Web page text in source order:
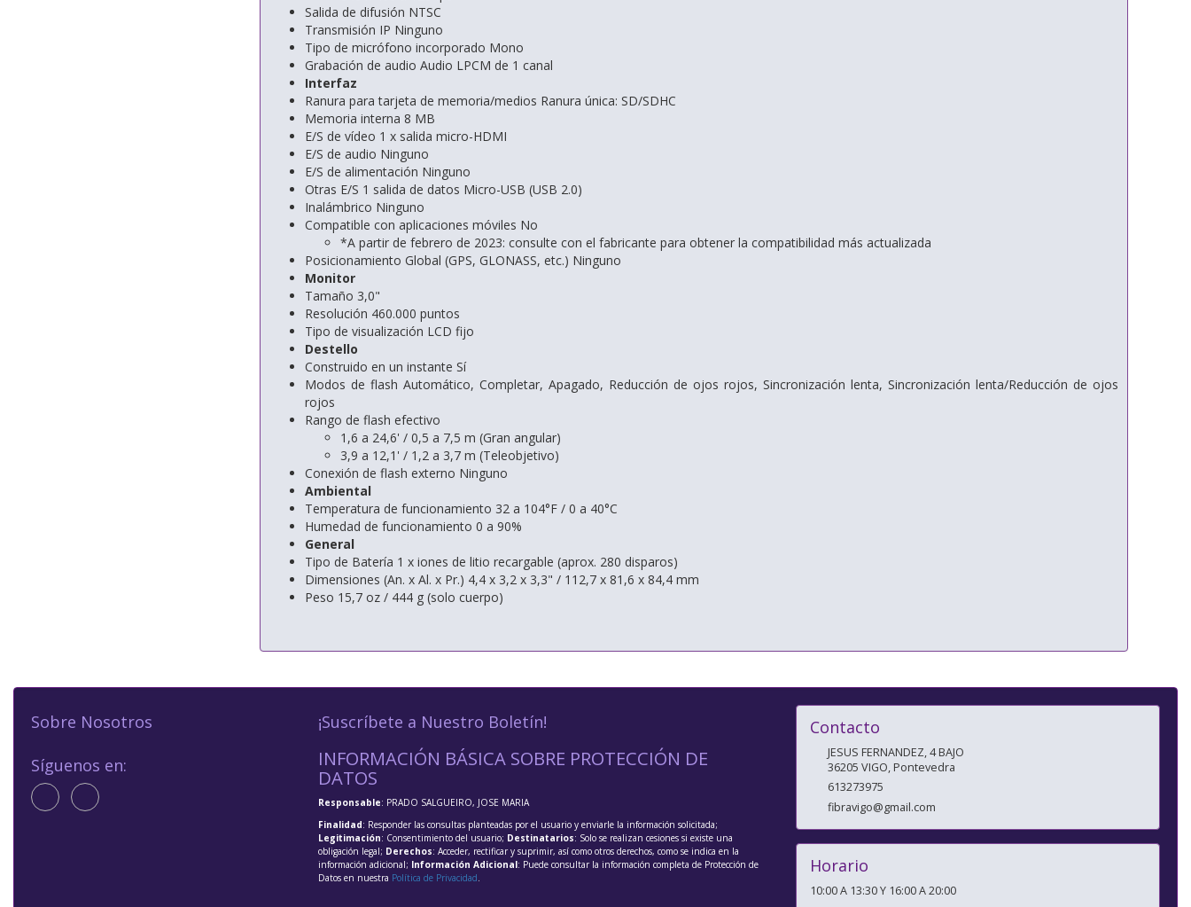
Salida de difusión NTSC
Transmisión IP Ninguno
Tipo de micrófono incorporado Mono
Grabación de audio Audio LPCM de 1 canal
Interfaz
Ranura para tarjeta de memoria/medios Ranura única: SD/SDHC
Memoria interna 8 MB
E/S de vídeo 1 x salida micro-HDMI
E/S de audio Ninguno
E/S de alimentación Ninguno
Otras E/S 1 salida de datos Micro-USB (USB 2.0)
Inalámbrico Ninguno
Compatible con aplicaciones móviles No
*A partir de febrero de 2023: consulte con el fabricante para obtener la compatibilidad más actualizada
Posicionamiento Global (GPS, GLONASS, etc.) Ninguno
Monitor
Tamaño 3,0"
Resolución 460.000 puntos
Tipo de visualización LCD fijo
Destello
Construido en un instante Sí
Modos de flash Automático, Completar, Apagado, Reducción de ojos rojos, Sincronización lenta, Sincronización lenta/Reducción de ojos
rojos
Rango de flash efectivo
1,6 a 24,6' / 0,5 a 7,5 m (Gran angular)
3,9 a 12,1' / 1,2 a 3,7 m (Teleobjetivo)
Conexión de flash externo Ninguno
Ambiental
Temperatura de funcionamiento 32 a 104°F / 0 a 40°C
Humedad de funcionamiento 0 a 90%
General
Tipo de Batería 1 x iones de litio recargable (aprox. 280 disparos)
Dimensiones (An. x Al. x Pr.) 4,4 x 3,2 x 3,3" / 112,7 x 81,6 x 84,4 mm
Peso 15,7 oz / 444 g (solo cuerpo)
Sobre Nosotros
Síguenos en:
¡Suscríbete a Nuestro Boletín!
INFORMACIÓN BÁSICA SOBRE PROTECCIÓN DE
DATOS
Responsable: PRADO SALGUEIRO, JOSE MARIA
Finalidad: Responder las consultas planteadas por el usuario y enviarle la información solicitada;
Legitimación: Consentimiento del usuario; Destinatarios: Solo se realizan cesiones si existe una
obligación legal; Derechos: Acceder, rectificar y suprimir, así como otros derechos, como se indica en la
información adicional; Información Adicional: Puede consultar la información completa de Protección de
Datos en nuestra Política de Privacidad.
Contacto
JESUS FERNANDEZ, 4 BAJO
36205 VIGO,Pontevedra
613273975
fibravigo@gmail.com
Horario
10:00 A 13:30 Y 16:00 A 20:00